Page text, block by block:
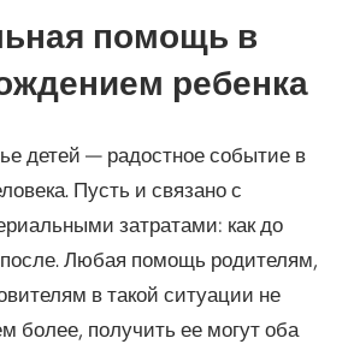
помощь в
ребенка
детей — радостное событие в
Пусть и связано с
затратами: как до
после. Любая помощь родителям,
в такой ситуации не
более, получить ее могут оба